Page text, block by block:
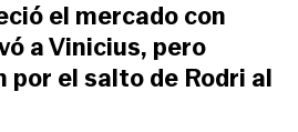
el mercado con
a Vinicius, pero
por el salto de Rodri al